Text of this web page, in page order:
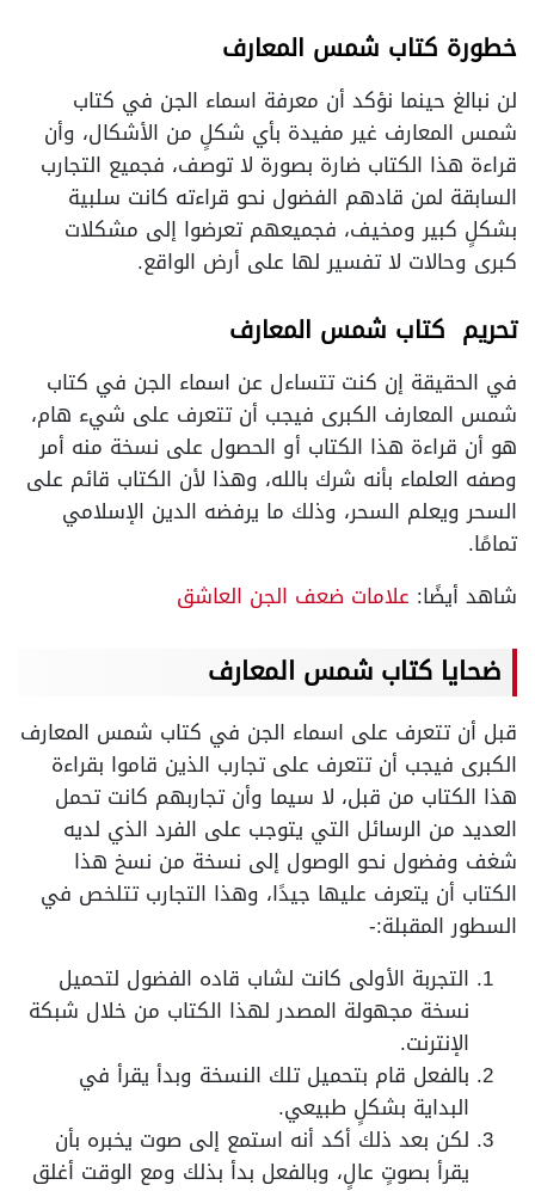
خطورة كتاب شمس المعارف
لن نبالغ حينما نؤكد أن معرفة اسماء الجن في كتاب
شمس المعارف غير مفيدة بأي شكلٍ من الأشكال، وأن
قراءة هذا الكتاب ضارة بصورة لا توصف، فجميع التجارب
السابقة لمن قادهم الفضول نحو قراءته كانت سلبية
بشكلٍ كبير ومخيف، فجميعهم تعرضوا إلى مشكلات
كبرى وحالات لا تفسير لها على أرض الواقع.
تحريم كتاب شمس المعارف
في الحقيقة إن كنت تتساءل عن اسماء الجن في كتاب
شمس المعارف الكبرى فيجب أن تتعرف على شيء هام،
هو أن قراءة هذا الكتاب أو الحصول على نسخة منه أمر
وصفه العلماء بأنه شرك بالله، وهذا لأن الكتاب قائم على
السحر ويعلم السحر، وذلك ما يرفضه الدين الإسلامي
تمامًا.
شاهد أيضًا: علامات ضعف الجن العاشق
ضحايا كتاب شمس المعارف
قبل أن تتعرف على اسماء الجن في كتاب شمس المعارف
الكبرى فيجب أن تتعرف على تجارب الذين قاموا بقراءة
هذا الكتاب من قبل، لا سيما وأن تجاربهم كانت تحمل
العديد من الرسائل التي يتوجب على الفرد الذي لديه
شغف وفضول نحو الوصول إلى نسخة من نسخ هذا
الكتاب أن يتعرف عليها جيدًا، وهذا التجارب تتلخص في
السطور المقبلة:-
التجربة الأولى كانت لشاب قاده الفضول لتحميل
نسخة مجهولة المصدر لهذا الكتاب من خلال شبكة
الإنترنت.
بالفعل قام بتحميل تلك النسخة وبدأ يقرأ في
البداية بشكلٍ طبيعي.
لكن بعد ذلك أكد أنه استمع إلى صوت يخبره بأن
يقرأ بصوتٍ عالٍ، وبالفعل بدأ بذلك ومع الوقت أغلق